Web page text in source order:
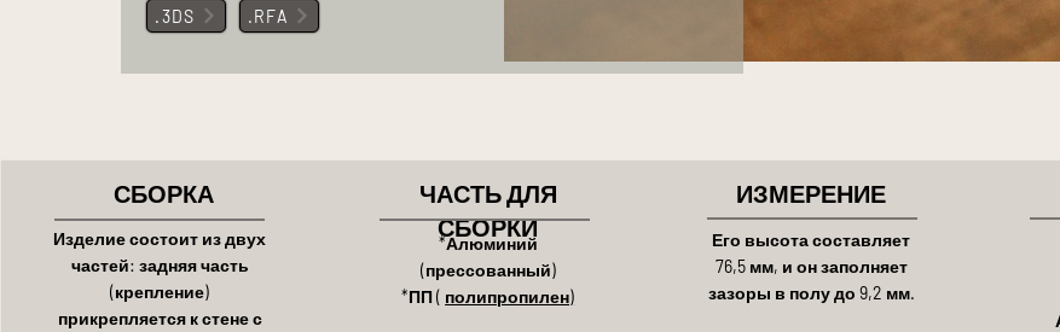
.3DS .RFA
СБОРКА
Изделие состоит из двух
частей: задняя часть
(крепление)
прикрепляется к стене с
ЧАСТЬ ДЛЯ
СБОРКИ
*Алюминий
(прессованный)
*ПП ( полипропилен)
ИЗМЕРЕНИЕ
Его высота составляет
76,5 мм, и он заполняет
зазоры в полу до 9,2 мм.